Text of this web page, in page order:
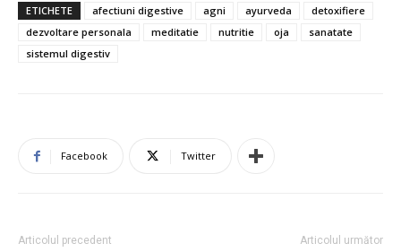
ETICHETE afectiuni digestive agni ayurveda
detoxifiere
dezvoltare personala
meditatie nutritie oja
sanatate
sistemul digestiv
Facebook Twitter
Articolul precedent Articolul următor